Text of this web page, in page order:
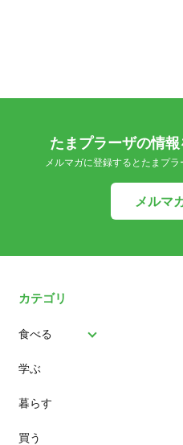
たまプラーザの情
メルマガに登録するとたまプ
メルマ
カテゴリ
食べる
パン
スイーツ
ランチ
学ぶ
暮らす
買う